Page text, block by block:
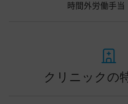
時間外労働手当
クリニックの